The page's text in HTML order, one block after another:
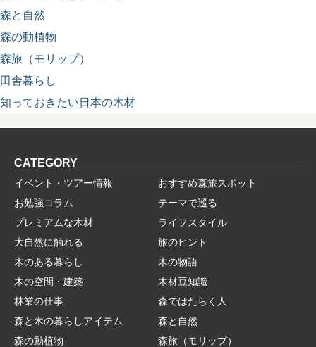
森と自然
森の動植物
森旅（モリップ）
田舎暮らし
知っておきたい日本の木材
CATEGORY
イベント・ツアー情報
おすすめ森旅スポット
お勉強コラム
テーマで巡る
プレミアムな木材
ライフスタイル
大自然に触れる
旅のヒント
木のある暮らし
木の物語
木の空間・建築
木材豆知識
林業の仕事
森ではたらく人
森と木の暮らしアイテム
森と自然
森の動植物
森旅（モリップ）